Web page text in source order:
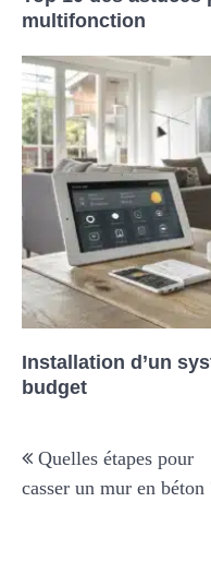
multifonction
Installation d’un
budget
de
Quelles étapes pour
casser un mur en béton